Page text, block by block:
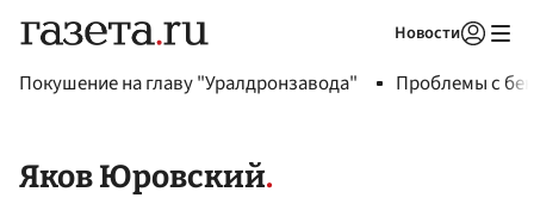
Новости
Покушение на главу "Уралдронзавода" Проблемы с
Яков Юровский